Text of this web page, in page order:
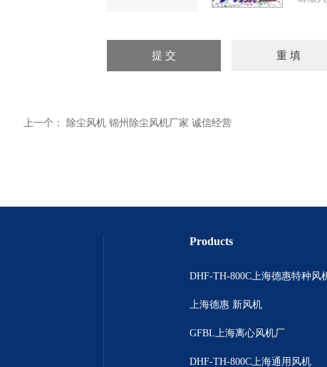
上一个： 除尘风机 锦州除尘风机厂家 诚信经营
Products
上海德惠 新风机
GFBL上海离心风机厂
DHF-TH-800C上海通用风机